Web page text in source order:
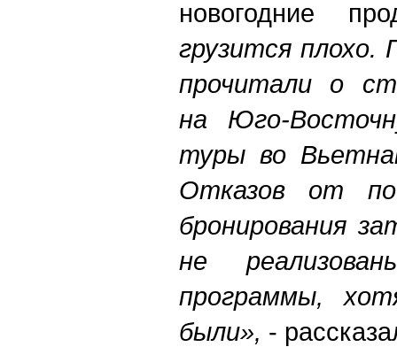
новогодние
грузится плохо.
прочитали о
на Юго-
туры во
Отказов от
бронирования
не
программы,
были», -